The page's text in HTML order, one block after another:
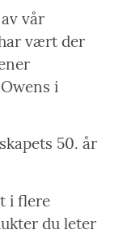
vår
vært der
i
50. år
i flere
du leter